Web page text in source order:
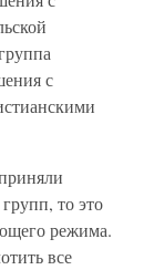
с
то это
режима.
все